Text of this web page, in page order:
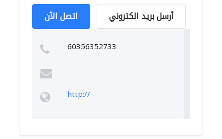
اتصل الآن أرسل بريد الكتروني
60356352733
http://